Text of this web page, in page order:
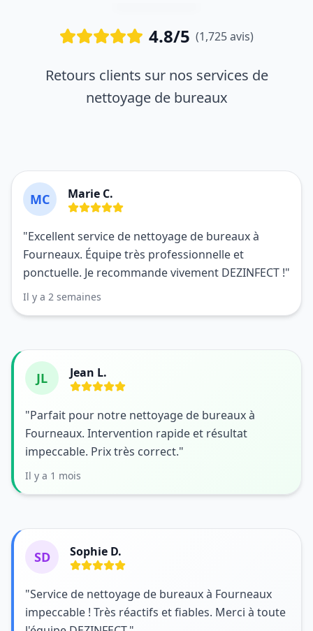
4.8/5 (1,725 avis)
Retours clients sur nos services de
nettoyage de bureaux
MC Marie C.
"Excellent service de nettoyage de bureaux à
Fourneaux. Équipe très professionnelle et
ponctuelle. Je recommande vivement DEZINFECT !"
Il y a 2 semaines
JL Jean L.
"Parfait pour notre nettoyage de bureaux à
Fourneaux. Intervention rapide et résultat
impeccable. Prix très correct."
Il y a 1 mois
SD Sophie D.
"Service de nettoyage de bureaux à Fourneaux
impeccable ! Très réactifs et fiables. Merci à toute